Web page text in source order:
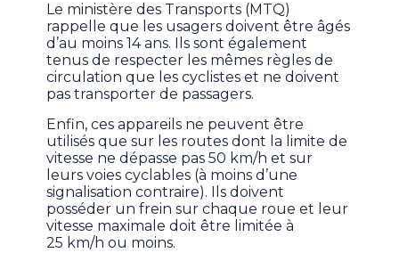
Le ministère des Transports (MTQ)
rappelle que les usagers doivent être âgés
d’au moins 14 ans. Ils sont également
tenus de respecter les mêmes règles de
circulation que les cyclistes et ne doivent
pas transporter de passagers.
Enfin, ces appareils ne peuvent être
utilisés que sur les routes dont la limite de
vitesse ne dépasse pas 50 km/h et sur
leurs voies cyclables (à moins d’une
signalisation contraire). Ils doivent
posséder un frein sur chaque roue et leur
vitesse maximale doit être limitée à
25 km/h ou moins.